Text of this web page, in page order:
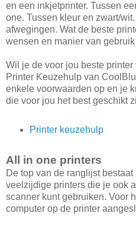
en een inkjetprinter. Tussen
one. Tussen kleur en zwart/
afwegingen. Wat de beste
wensen en manier van gebruik
Wil je de voor jou beste
Printer Keuzehulp van
enkele voorwaarden op en je
die voor jou het best geschikt
Printer keuzehulp
All in one printers
De top van de ranglijst
veelzijdige printers die je ook
scanner kunt gebruiken. Voor
computer op de printer